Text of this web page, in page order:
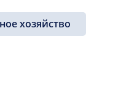
хозяйство